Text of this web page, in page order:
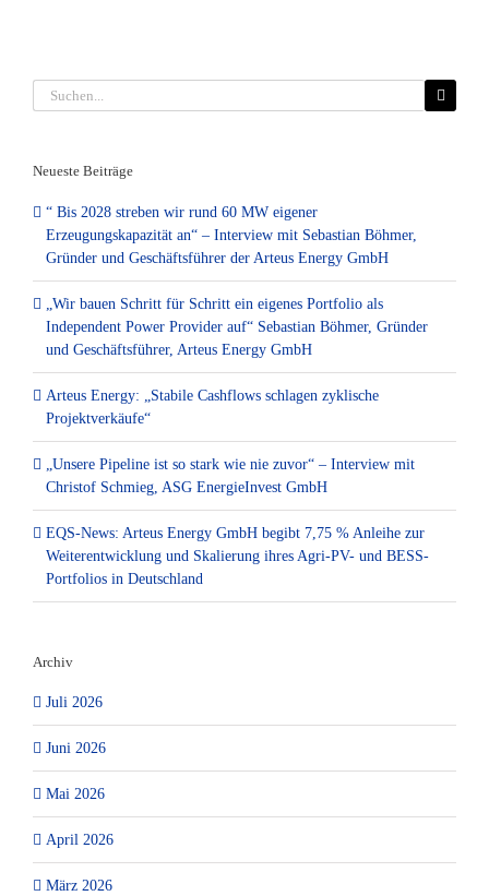
Suche
nach:
Neueste Beiträge
“ Bis 2028 streben wir rund 60 MW eigener
Erzeugungskapazität an“ – Interview mit Sebastian Böhmer,
Gründer und Geschäftsführer der Arteus Energy GmbH
„Wir bauen Schritt für Schritt ein eigenes Portfolio als
Independent Power Provider auf“ Sebastian Böhmer, Gründer
und Geschäftsführer, Arteus Energy GmbH
Arteus Energy: „Stabile Cashflows schlagen zyklische
Projektverkäufe“
„Unsere Pipeline ist so stark wie nie zuvor“ – Interview mit
Christof Schmieg, ASG EnergieInvest GmbH
EQS-News: Arteus Energy GmbH begibt 7,75 % Anleihe zur
Weiterentwicklung und Skalierung ihres Agri-PV- und BESS-
Portfolios in Deutschland
Archiv
Juli 2026
Juni 2026
Mai 2026
April 2026
März 2026